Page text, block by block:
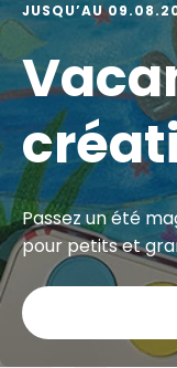
JUSQU’AU
Passez un été
pour petits et